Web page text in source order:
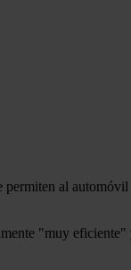
al
"muy